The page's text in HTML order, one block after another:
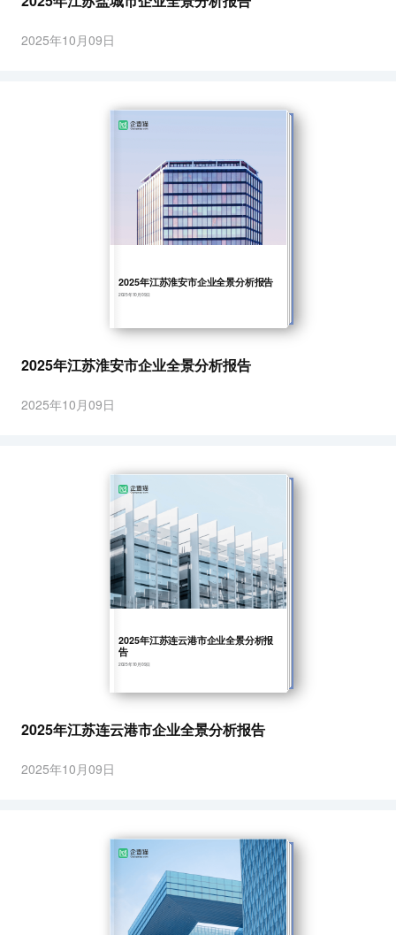
2025年10月09日
2025年江苏淮安市企业全景分析报告
2025年10月09日
2025年江苏淮安市企业全景分析报告
2025年10月09日
2025年江苏连云港市企业全景分析报
告
2025年10月09日
2025年江苏连云港市企业全景分析报告
2025年10月09日